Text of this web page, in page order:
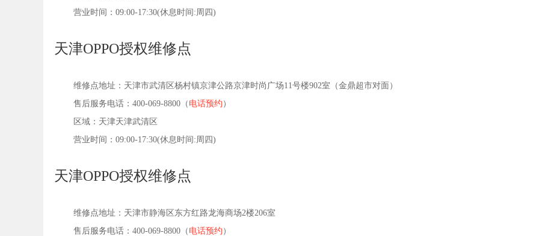
营业时间：09:00-17:30(休息时间:周四)
天津OPPO授权维修点
维修点地址：天津市武清区杨村镇京津公路京津时尚广场11号楼902室（金鼎超市对面）
售后服务电话：400-069-8800（电话预约）
区域：天津天津武清区
营业时间：09:00-17:30(休息时间:周四)
天津OPPO授权维修点
维修点地址：天津市静海区东方红路龙海商场2楼206室
售后服务电话：400-069-8800（电话预约）